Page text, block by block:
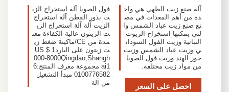
آلة صنع زيت الطهي هي واح
دة من أهم المعدات في مص
نع صنع زيت عباد الشمس وا
لتي يمكنها استخراج الزيوت
النباتية وزيت الفول السودان
ي وزيت عباد الشمس وزيت
جوز الهند وزيت فول الصويا
من مواد زيت مختلفة.
احصل على السعر
فول الصويا آلة استخراج الزي
ت بذور القطن آلة استخراج
الزيت آلة آلة استخراج الزي
ت الزيتون عالية الكفاءة معت
مدة من CE/ماكينة ضغط زي
ت زيتون على الباردUS $ 1
000-8000Qingdao,Shangh
ai1 مجموعة معرف المنتج:6
0100776582 مبدأ التشغيل
من آلة